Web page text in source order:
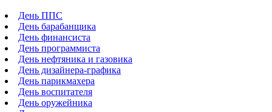
День ППС
День барабанщика
День финансиста
День программиста
День нефтяника и газовика
День дизайнера-графика
День парикмахера
День воспитателя
День оружейника